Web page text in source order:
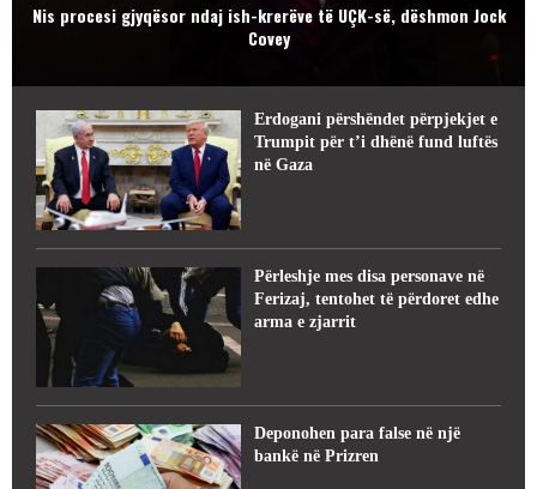
Nis procesi gjyqësor ndaj ish-krerëve të UÇK-së, dëshmon Jock
Covey
Erdogani përshëndet përpjekjet e
Trumpit për t’i dhënë fund luftës
në Gaza
Përleshje mes disa personave në
Ferizaj, tentohet të përdoret edhe
arma e zjarrit
Deponohen para false në një
bankë në Prizren